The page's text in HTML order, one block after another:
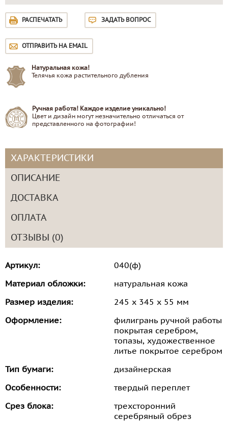
РАСПЕЧАТАТЬ ЗАДАТЬ ВОПРОС
ОТПРАВИТЬ НА EMAIL
Натуральная кожа!
Телячья кожа растительного дубления
Ручная работа! Каждое изделие уникально!
Цвет и дизайн могут незначительно отличаться от
представленного на фотографии!
ХАРАКТЕРИСТИКИ
ОПИСАНИЕ
ДОСТАВКА
ОПЛАТА
ОТЗЫВЫ (0)
Артикул:
040(ф)
Материал обложки:
натуральная кожа
Размер изделия:
245 х 345 х 55 мм
Оформление:
филигрань ручной работы
покрытая серебром,
топазы, художественное
литье покрытое серебром
Тип бумаги:
дизайнерская
Особенности:
твердый переплет
Срез блока:
трехсторонний
серебряный обрез